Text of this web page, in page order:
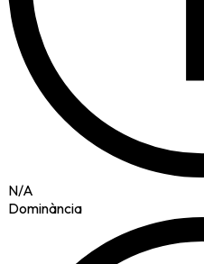
N/A
Dominància